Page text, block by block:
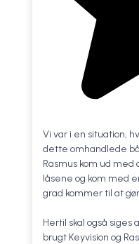
Vi var i en situation,
dette omhandlede
Rasmus kom ud
låsene og kom med
grad kommer til at
Hertil skal også
brugt Keyvision og